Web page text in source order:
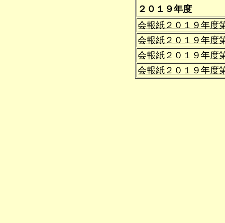
２０１９年度
会報紙２０１９年度
会報紙２０１９年度
会報紙２０１９年度
会報紙２０１９年度